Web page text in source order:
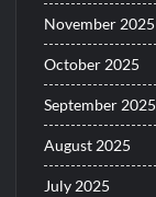
November 2025
October 2025
September 2025
August 2025
July 2025